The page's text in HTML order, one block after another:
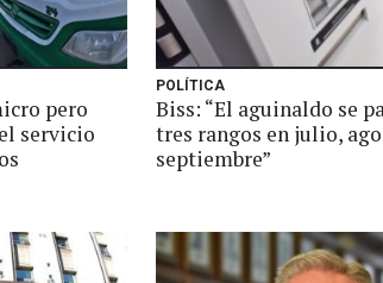
pero
servicio
POLÍTICA
Biss: “El aguinaldo se
tres rangos en julio,
septiembre”